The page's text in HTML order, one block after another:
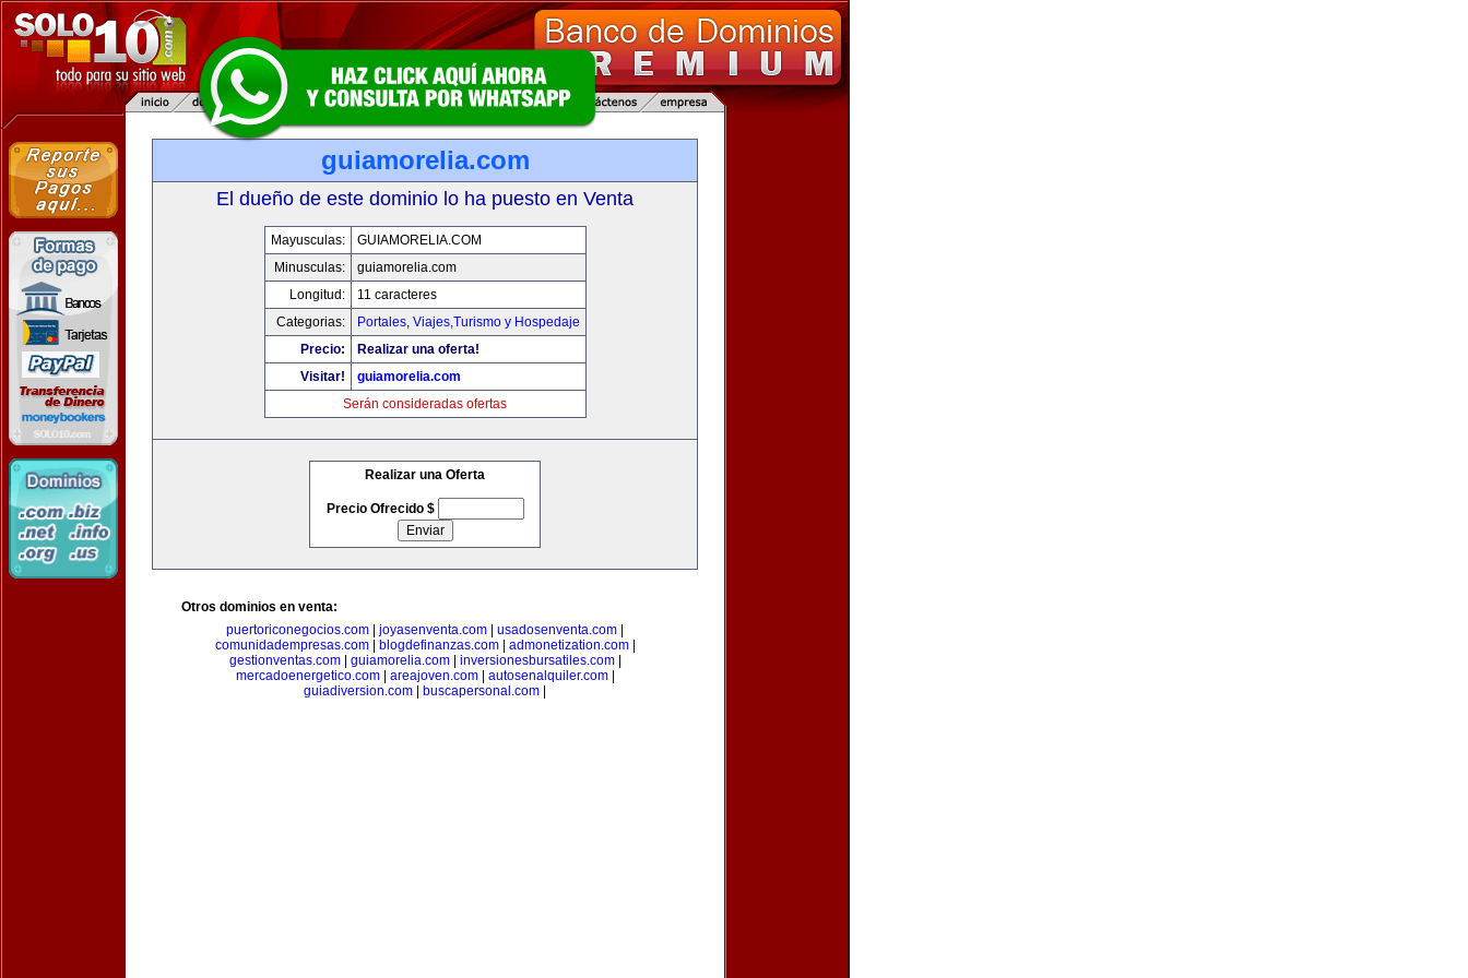
guiamorelia.com
El dueño de este dominio lo ha puesto en Venta
Mayusculas:
GUIAMORELIA.COM
Minusculas:
guiamorelia.com
Longitud:
11 caracteres
Categorias:
Portales, Viajes,Turismo y Hospedaje
Precio:
Realizar una oferta!
Visitar!
guiamorelia.com
Serán consideradas ofertas
Realizar una Oferta
Precio Ofrecido $
Otros dominios en venta:
puertoriconegocios.com
joyasenventa.com usadosenventa.com
comunidadempresas.com| blogdefinanzas.com| admonetization.com|
gestionventas.com| guiamorelia.com| inversionesbursatiles.com|
mercadoenergetico.com| areajoven.com| autosenalquiler.com|
guiadiversion.com
buscapersonal.com